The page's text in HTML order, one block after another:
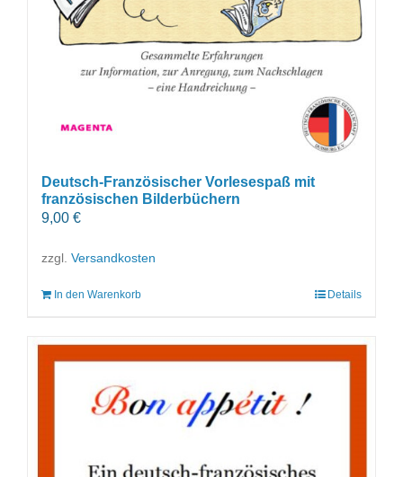
Deutsch-Französischer Vorlesespaß mit
französischen Bilderbüchern
9,00 €
zzgl. Versandkosten
In den Warenkorb Details